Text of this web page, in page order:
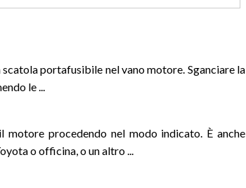
portafusibile nel vano motore. Sganciare la
le ...
procedendo nel modo indicato. È anche
o officina, o un altro ...